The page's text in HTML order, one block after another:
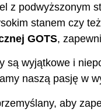
z podwyższonym
stanem czy
GOTS,
są wyjątkowe i
naszą pasję w
aby